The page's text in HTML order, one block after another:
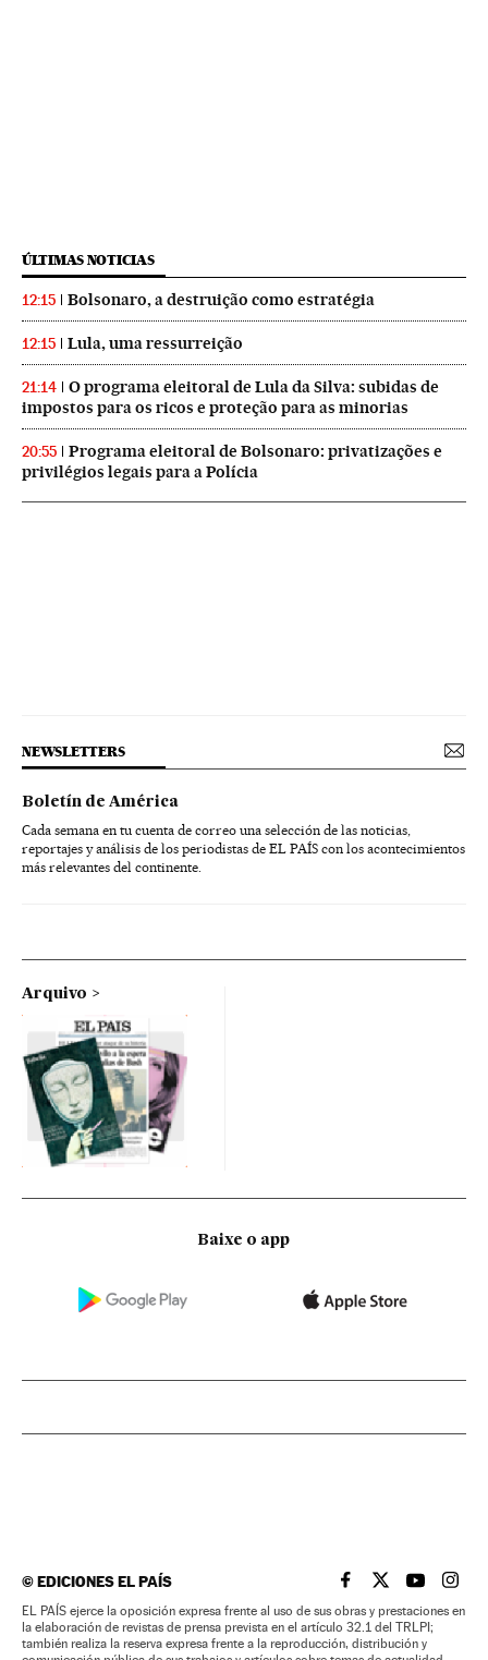
ÚLTIMAS NOTICIAS
12:15 Bolsonaro, a destruição como estratégia
12:15 Lula, uma ressurreição
21:14
O programa eleitoral de Lula da Silva: subidas de
impostos para os ricos e proteção para as minorias
20:55
Programa eleitoral de Bolsonaro: privatizações e
privilégios legais para a Polícia
NEWSLETTERS
Boletín de América
Cada semana en tu cuenta de correo una selección de las noticias,
reportajes y análisis de los periodistas de EL PAÍS con los acontecimientos
más relevantes del continente.
Arquivo
Baixe o app
©EDICIONES EL PAÍS EL PAÍS BRASIL EN
EL PAÍSEL PAÍS
EL
EL PAÍS ejerce la oposición expresa frente al uso de sus obras y prestaciones en
la elaboración de revistas de prensa prevista en el artículo 32.1 del TRLPI;
también realiza la reserva expresa frente a la reproducción, distribución y